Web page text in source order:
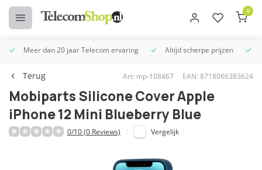
0
Meer dan 20 jaar Telecom ervaring Altijd scherpe prijzen
Terug Art: mp-108467 EAN: 8718066383624
Mobiparts Silicone Cover Apple
iPhone 12 Mini Blueberry Blue
0/10 (0 Reviews) Vergelijk